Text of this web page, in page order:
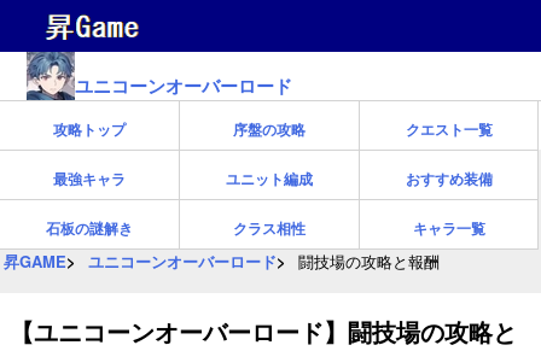
ユニコーンオーバーロード
攻略トップ 序盤の攻略 クエスト一覧
最強キャラ ユニット編成 おすすめ装備
石板の謎解き クラス相性 キャラ一覧
昇GAME ユニコーンオーバーロード 闘技場の攻略と報酬
【ユニコーンオーバーロード】闘技場の攻略と